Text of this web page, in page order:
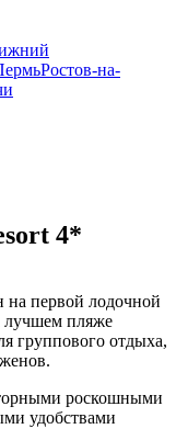
Ростов-на-
4*
на первой лодочной
лучшем пляже
группового отдыха,
роскошными
удобствами